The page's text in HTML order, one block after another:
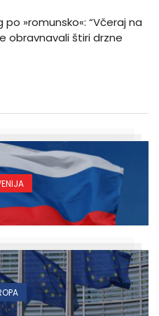
»romunsko«: “Včeraj na
obravnavali štiri drzne